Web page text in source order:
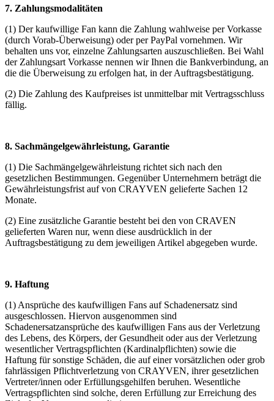
7. Zahlungsmodalitäten
(1) Der kaufwillige Fan kann die Zahlung wahlweise per Vorkasse
(durch Vorab-Überweisung) oder per PayPal vornehmen. Wir
behalten uns vor, einzelne Zahlungsarten auszuschließen. Bei Wahl
der Zahlungsart Vorkasse nennen wir Ihnen die Bankverbindung, an
die die Überweisung zu erfolgen hat, in der Auftragsbestätigung.
(2) Die Zahlung des Kaufpreises ist unmittelbar mit Vertragsschluss
fällig.
8. Sachmängelgewährleistung, Garantie
(1) Die Sachmängelgewährleistung richtet sich nach den
gesetzlichen Bestimmungen. Gegenüber Unternehmern beträgt die
Gewährleistungsfrist auf von CRAYVEN gelieferte Sachen 12
Monate.
(2) Eine zusätzliche Garantie besteht bei den von CRAVEN
gelieferten Waren nur, wenn diese ausdrücklich in der
Auftragsbestätigung zu dem jeweiligen Artikel abgegeben wurde.
9. Haftung
(1) Ansprüche des kaufwilligen Fans auf Schadenersatz sind
ausgeschlossen. Hiervon ausgenommen sind
Schadenersatzansprüche des kaufwilligen Fans aus der Verletzung
des Lebens, des Körpers, der Gesundheit oder aus der Verletzung
wesentlicher Vertragspflichten (Kardinalpflichten) sowie die
Haftung für sonstige Schäden, die auf einer vorsätzlichen oder grob
fahrlässigen Pflichtverletzung von CRAYVEN, ihrer gesetzlichen
Vertreter/innen oder Erfüllungsgehilfen beruhen. Wesentliche
Vertragspflichten sind solche, deren Erfüllung zur Erreichung des